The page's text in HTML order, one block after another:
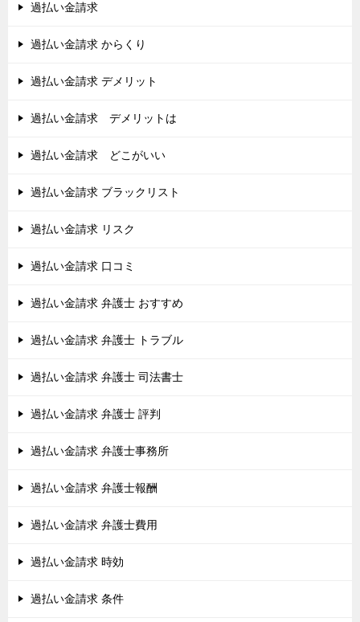
過払い金請求
過払い金請求 からくり
過払い金請求 デメリット
過払い金請求 デメリットは
過払い金請求 どこがいい
過払い金請求 ブラックリスト
過払い金請求 リスク
過払い金請求 口コミ
過払い金請求 弁護士 おすすめ
過払い金請求 弁護士 トラブル
過払い金請求 弁護士 司法書士
過払い金請求 弁護士 評判
過払い金請求 弁護士事務所
過払い金請求 弁護士報酬
過払い金請求 弁護士費用
過払い金請求 時効
過払い金請求 条件